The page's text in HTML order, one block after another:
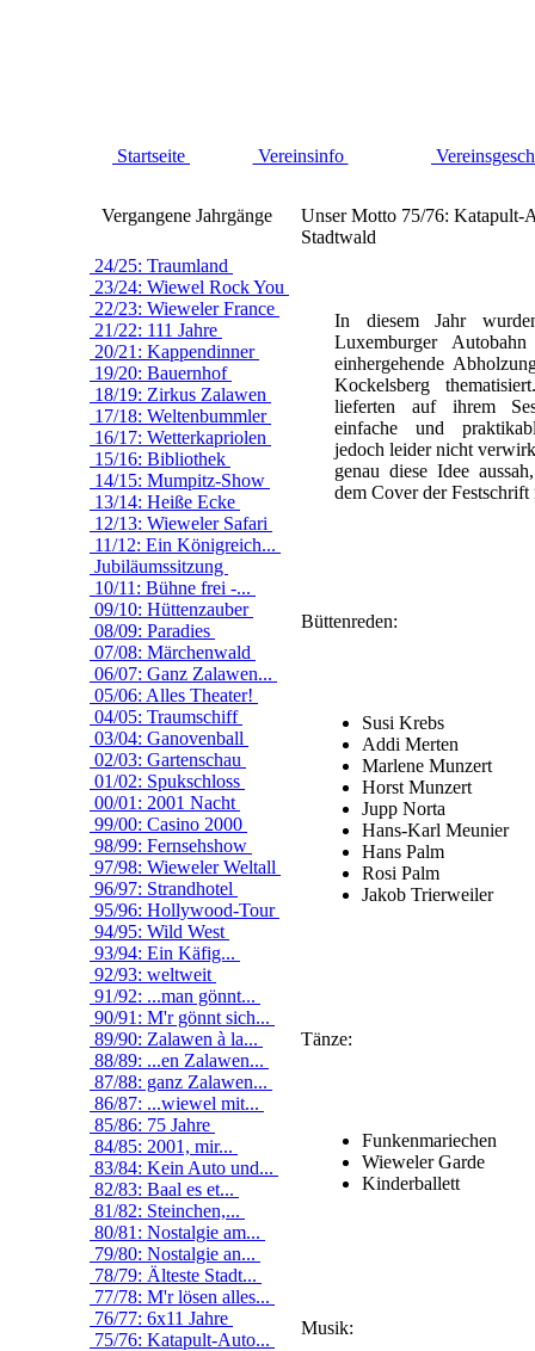
Startseite Vereinsinfo
Vergangene Jahrgänge
24/25: Traumland
23/24: Wiewel Rock You
22/23: Wieweler France
21/22: 111 Jahre
20/21: Kappendinner
19/20: Bauernhof
18/19: Zirkus Zalawen
17/18: Weltenbummler
16/17: Wetterkapriolen
15/16: Bibliothek
14/15: Mumpitz-Show
13/14: Heiße Ecke
12/13: Wieweler Safari
11/12: Ein Königreich...
Jubiläumssitzung
10/11: Bühne frei -...
09/10: Hüttenzauber
08/09: Paradies
07/08: Märchenwald
06/07: Ganz Zalawen...
05/06: Alles Theater!
04/05: Traumschiff
03/04: Ganovenball
02/03: Gartenschau
01/02: Spukschloss
00/01: 2001 Nacht
99/00: Casino 2000
98/99: Fernsehshow
97/98: Wieweler Weltall
96/97: Strandhotel
95/96: Hollywood-Tour
94/95: Wild West
93/94: Ein Käfig...
92/93: weltweit
91/92: ...man gönnt...
90/91: M'r gönnt sich...
89/90: Zalawen à la...
88/89: ...en Zalawen...
87/88: ganz Zalawen...
86/87: ...wiewel mit...
85/86: 75 Jahre
84/85: 2001, mir...
83/84: Kein Auto und...
82/83: Baal es et...
81/82: Steinchen,...
80/81: Nostalgie am...
79/80: Nostalgie an...
78/79: Älteste Stadt...
77/78: M'r lösen alles...
76/77: 6x11 Jahre
75/76: Katapult-Auto...
Unser Motto 75/76: Katapult-
Stadtwald
In diesem Jahr
Luxemburger
einhergehende
Kockelsberg
lieferten auf ihrem
einfache und
jedoch leider nicht
genau diese Idee
dem Cover der
Büttenreden:
Susi Krebs
Addi Merten
Marlene Munzert
Horst Munzert
Jupp Norta
Hans-Karl Meunier
Hans Palm
Rosi Palm
Jakob Trierweiler
Tänze:
Funkenmariechen
Wieweler Garde
Kinderballett
Musik: